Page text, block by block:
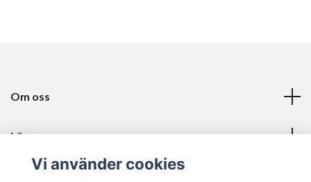
Om oss
Läs mer
Vi använder cookies